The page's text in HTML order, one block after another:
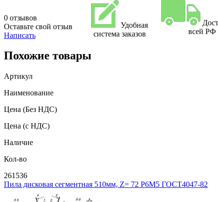
0 отзывов
Оставьте свой отзыв
Написать
Удобная
система заказов
всей РФ
Похожие товары
Артикул
Наименование
Цена (Без НДС)
Цена (с НДС)
Наличие
Кол-во
261536
Пила дисковая сегментная 510мм, Z= 72 Р6М5 ГОСТ4047-82